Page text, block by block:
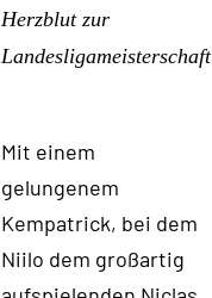
Herzblut zur
Landesligameisterschaft
Mit einem
gelungenem
Kempatrick, bei dem
Niilo dem großartig